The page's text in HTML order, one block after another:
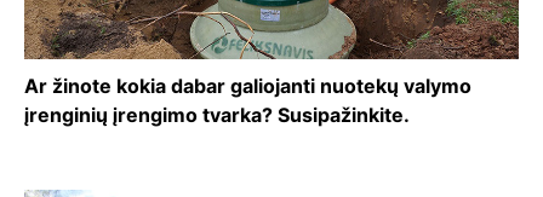
Ar žinote kokia dabar galiojanti nuotekų valymo
įrenginių įrengimo tvarka? Susipažinkite.